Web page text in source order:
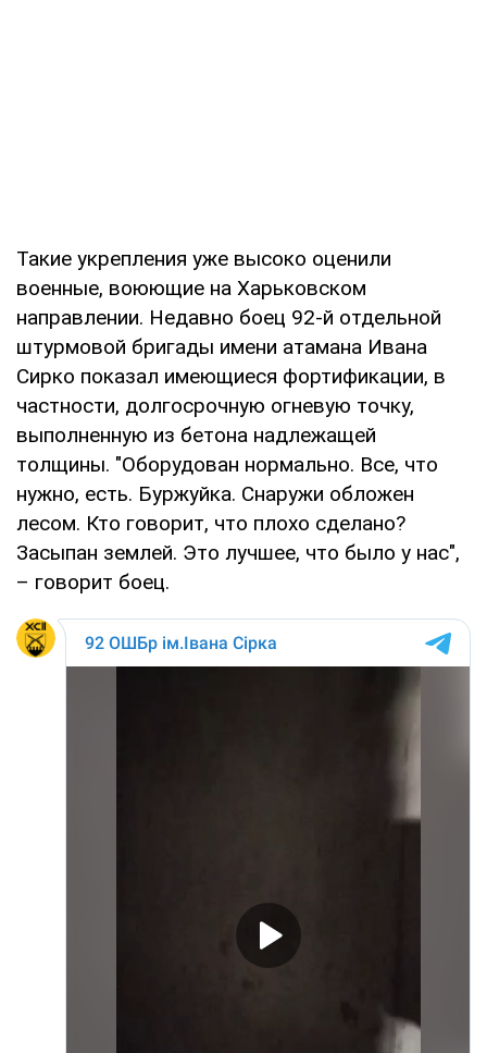
Такие укрепления уже высоко оценили
военные, воюющие на Харьковском
направлении. Недавно боец 92-й отдельной
штурмовой бригады имени атамана Ивана
Сирко показал имеющиеся фортификации, в
частности, долгосрочную огневую точку,
выполненную из бетона надлежащей
толщины. "Оборудован нормально. Все, что
нужно, есть. Буржуйка. Снаружи обложен
лесом. Кто говорит, что плохо сделано?
Засыпан землей. Это лучшее, что было у нас",
– говорит боец.